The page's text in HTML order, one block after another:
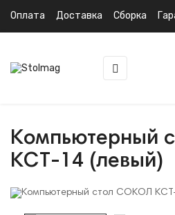
Оплата Доставка Сборка
Toggle
navigation
☰
Компьютерный
КСТ-14 (левый)